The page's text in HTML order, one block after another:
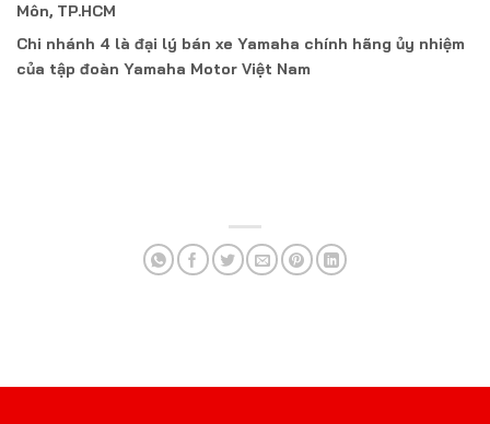
Môn, TP.HCM
Chi nhánh 4 là đại lý bán xe Yamaha chính hãng ủy nhiệm
của tập đoàn Yamaha Motor Việt Nam